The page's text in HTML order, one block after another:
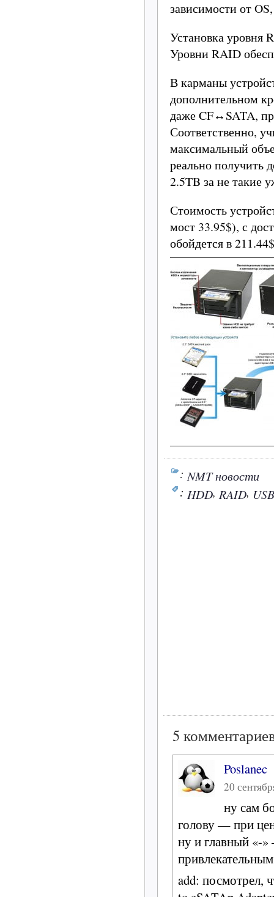
зависимости от
Установка уровня
Уровни RAID
В карманы
дополнительном
даже CF↔SATA,
Соответственно,
максимальный
реально получить
2.5TB за не такие
Стоимость
мост 33.95$), с
обойдется в
: NMT новости
: HDD, RAID, USB
5
Poslanec
20
ну сам
голову — при
ну и главный «-»
add: посмотрел,